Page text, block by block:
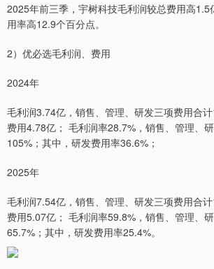
2025年前三季，宇树科技毛利润较总费用高1.5
用率高12.9个百分点。
2）优必选毛利润、费用
2024年
毛利润3.74亿，销售、管理、研发三项费用合
费用4.78亿； 毛利润率28.7%，销售、管理、
105%；其中，研发费用率36.6%；
2025年
毛利润7.54亿，销售、管理、研发三项费用合
费用5.07亿； 毛利润率59.8%，销售、管理、
65.7%；其中，研发费用率25.4%。